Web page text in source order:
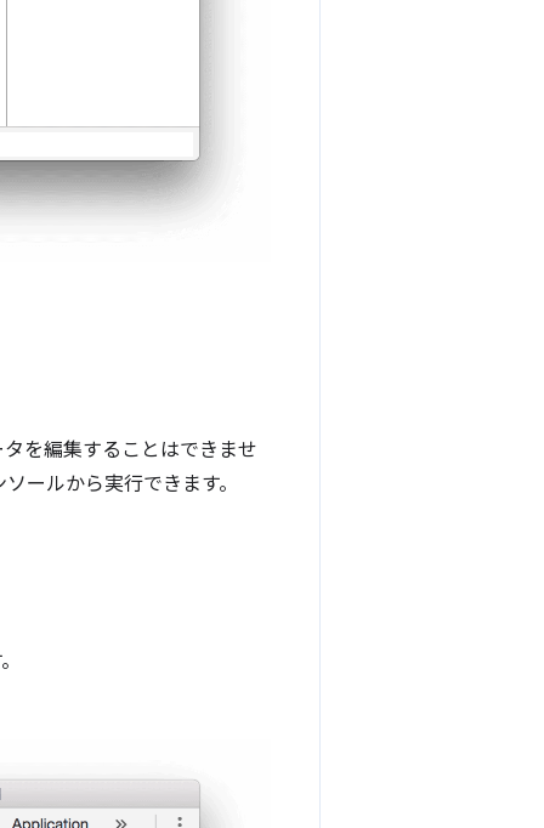
を編集することはできませ
ールから実行できます。